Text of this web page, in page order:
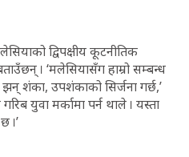
द्विपक्षीय कूटनीतिक
। ‘मलेसियासँग हाम्रो सम्बन्ध
शंका, उपशंकाको सिर्जना गर्छ,’
युवा मर्कामा पर्न थाले । यस्ता
।’